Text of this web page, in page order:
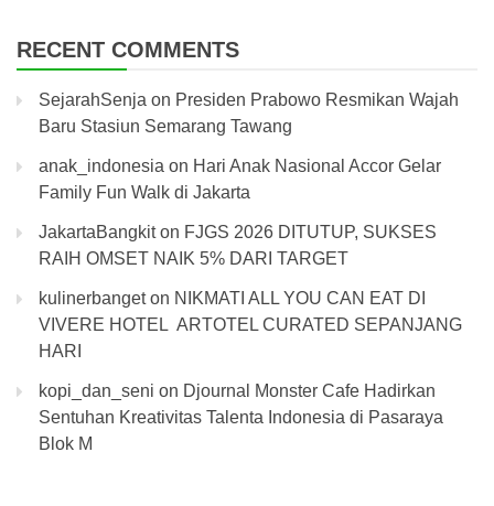
RECENT COMMENTS
SejarahSenja on Presiden Prabowo Resmikan Wajah
Baru Stasiun Semarang Tawang
anak_indonesia on Hari Anak Nasional Accor Gelar
Family Fun Walk di Jakarta
JakartaBangkiton FJGS 2026 DITUTUP, SUKSES
RAIH OMSET NAIK 5% DARI TARGET
kulinerbangeton NIKMATI ALL YOU CAN EAT DI
VIVERE HOTEL ARTOTEL CURATED SEPANJANG
HARI
kopi_dan_seni on Djournal Monster Cafe Hadirkan
Sentuhan Kreativitas Talenta Indonesia di Pasaraya
Blok M